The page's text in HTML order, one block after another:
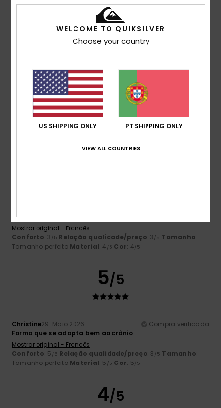
Relação qualidade/preço
3.7
Muito pequenoDemasiado grande
sem relevo, pouco visível na fotografia
Mostrar original - Francês
Conforto: 3 /5 Relação qualidade/preço: 3 /5 Tamanho:
Tamanho perfeito Material: 4 /5 Cor: 4/5
5/5
Christine29. Maio 2026
Compra verificada
Forma que se adapta bem ao crânio
Mostrar original - Francês
Conforto: 5 /5 Relação qualidade/preço: 3 /5 Tamanho:
Tamanho perfeito Material: 5 /5 Cor: 5/5
4/5
WELCOME TO QUIKSILVER
Choose your country
US SHIPPING ONLY PT SHIPPING ONLY
VIEW ALL COUNTRIES